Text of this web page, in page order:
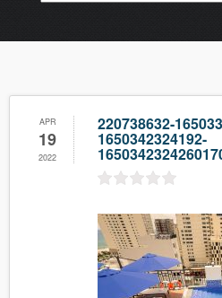
APR
19
2022
220738632-
1650342324192-